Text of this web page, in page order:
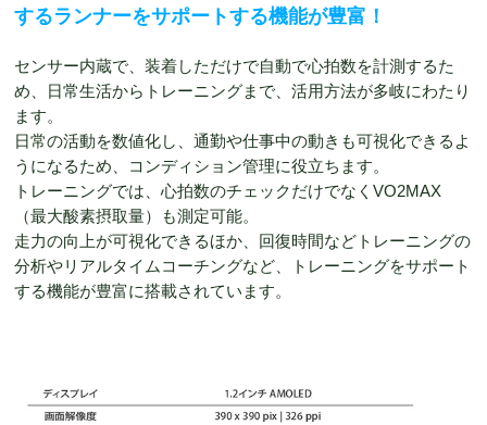
するランナーをサポートする機能が豊富！
センサー内蔵で、装着しただけで自動で心拍数を計測するた
め、日常生活からトレーニングまで、活用方法が多岐にわたり
ます。
日常の活動を数値化し、通勤や仕事中の動きも可視化できるよ
うになるため、コンディション管理に役立ちます。
トレーニングでは、心拍数のチェックだけでなくVO2MAX
（最大酸素摂取量）も測定可能。
走力の向上が可視化できるほか、回復時間などトレーニングの
分析やリアルタイムコーチングなど、トレーニングをサポート
する機能が豊富に搭載されています。